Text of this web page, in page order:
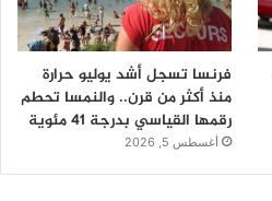
فرنسا تسجل أشد يوليو حرارة
منذ أكثر من قرن.. والنمسا تحطم
رقمها القياسي بدرجة 41 مئوية
أغسطس 5, 2026